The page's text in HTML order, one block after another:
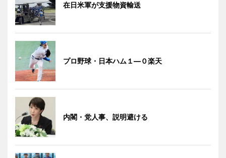
在日米軍が支援物資輸送
プロ野球・日本ハム１―０楽天
内閣・党人事、説明避ける